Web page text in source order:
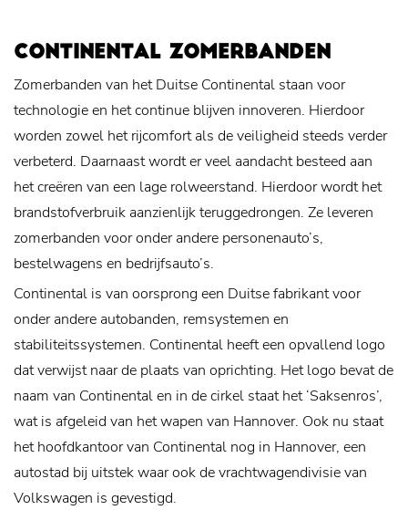
CONTINENTAL ZOMERBANDEN
Zomerbanden van het Duitse Continental staan voor
technologie en het continue blijven innoveren. Hierdoor
worden zowel het rijcomfort als de veiligheid steeds verder
verbeterd. Daarnaast wordt er veel aandacht besteed aan
het creëren van een lage rolweerstand. Hierdoor wordt het
brandstofverbruik aanzienlijk teruggedrongen. Ze leveren
zomerbanden voor onder andere personenauto’s,
bestelwagens en bedrijfsauto’s.
Continental is van oorsprong een Duitse fabrikant voor
onder andere autobanden, remsystemen en
stabiliteitssystemen. Continental heeft een opvallend logo
dat verwijst naar de plaats van oprichting. Het logo bevat de
naam van Continental en in de cirkel staat het ‘Saksenros’,
wat is afgeleid van het wapen van Hannover. Ook nu staat
het hoofdkantoor van Continental nog in Hannover, een
autostad bij uitstek waar ook de vrachtwagendivisie van
Volkswagen is gevestigd.